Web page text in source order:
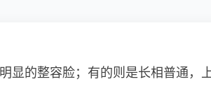
的整容脸；有的则是长相普通，